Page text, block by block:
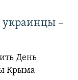
украинцы –
День
Крыма